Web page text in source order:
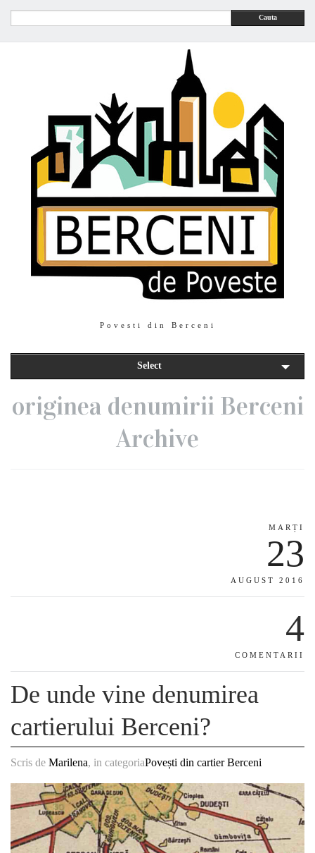
Cauta
Povesti din Berceni
Select
originea denumirii Berceni
Archive
MARȚI
23
AUGUST 2016
4
COMENTARII
De unde vine denumirea
cartierului Berceni?
Scris de Marilena, in categoriaPovești din cartier Berceni